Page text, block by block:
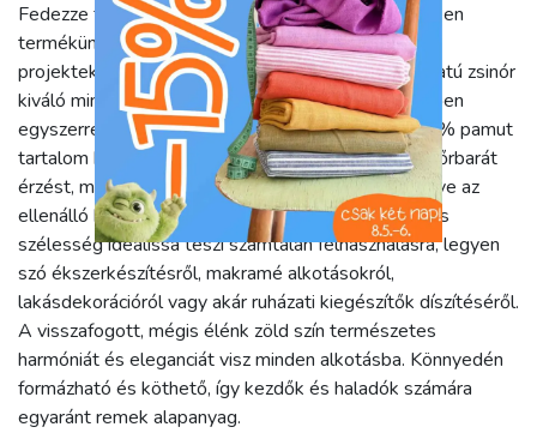
Fedezze fel a sokoldalú Pamut zsinór 8 mm old green
termékünket, amely tökéletes választás a kreatív
projektekhez! Ez az egyszínű, gyönyörű zöld árnyalatú zsinór
kiváló minőségű anyagkombinációjának köszönhetően
egyszerre strapabíró és kellemes tapintású. Az 80% pamut
tartalom biztosítja a természetes lágyságot és a bőrbarát
érzést, míg a 20% poliészter erősíti a szálat, növelve az
ellenálló képességet és a tartósságot. A 0.8 cm-es
szélesség ideálissá teszi számtalan felhasználásra, legyen
szó ékszerkészítésről, makramé alkotásokról,
lakásdekorációról vagy akár ruházati kiegészítők díszítéséről.
A visszafogott, mégis élénk zöld szín természetes
harmóniát és eleganciát visz minden alkotásba. Könnyedén
formázható és köthető, így kezdők és haladók számára
egyaránt remek alapanyag.